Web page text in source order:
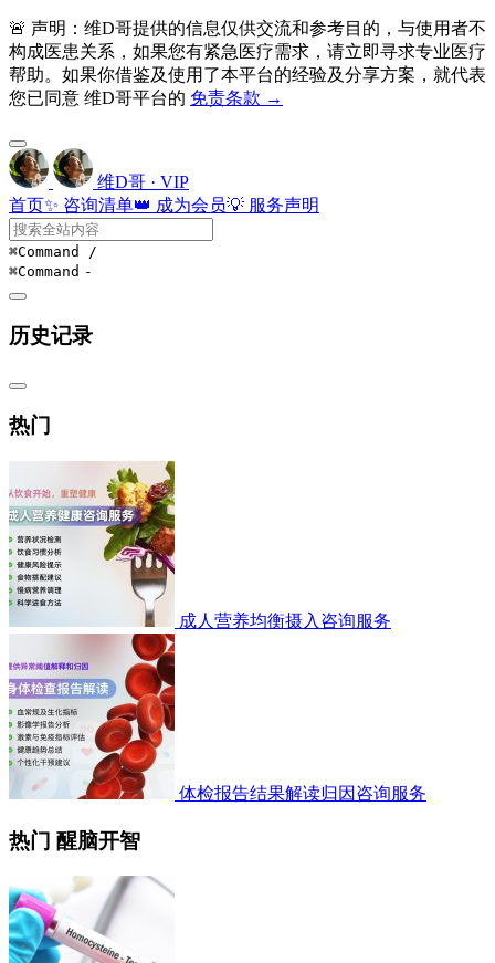
🚨 声明：维D哥提供的信息仅供交流和参考目的，与使用者不
构成医患关系，如果您有紧急医疗需求，请立即寻求专业医疗
帮助。如果你借鉴及使用了本平台的经验及分享方案，就代表
您已同意 维D哥平台的 免责条款 →
维D哥 · VIP
首页✨ 咨询清单👑 成为会员💡 服务声明
⌘Command /
⌘Command -
历史记录
热门
成人营养均衡摄入咨询服务
体检报告结果解读归因咨询服务
热门 醒脑开智